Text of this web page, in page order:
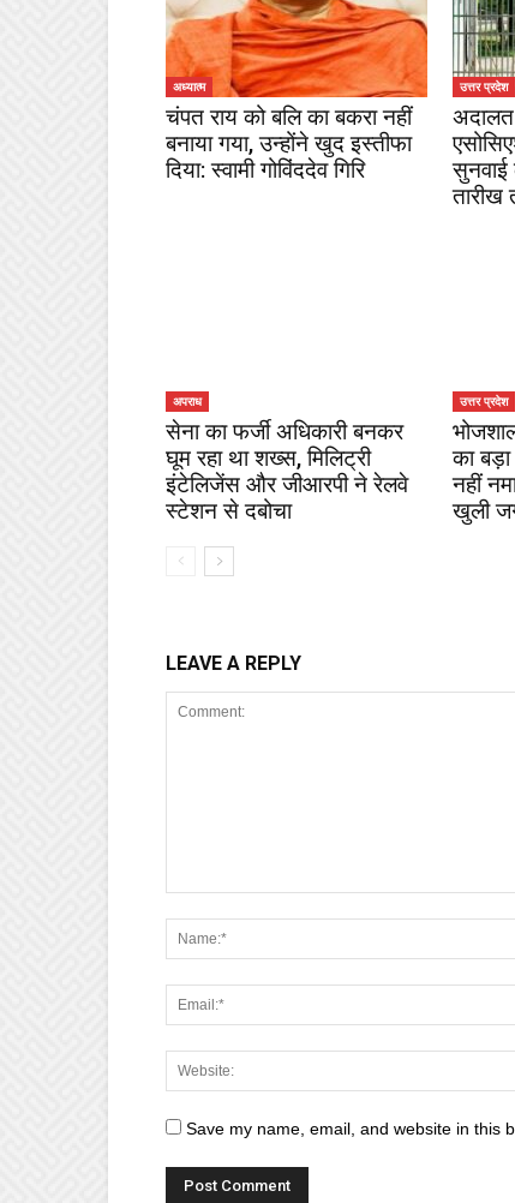
अध्यात्म
चंपत राय को बलि का बकरा नहीं
बनाया गया, उन्होंने खुद इस्तीफा
दिया: स्वामी गोविंददेव गिरि
उत्तर प्रदेश
अदालत
तारीख
अपराध
सेना का फर्जी अधिकारी बनकर
घूम रहा था शख्स, मिलिट्री
इंटेलिजेंस और जीआरपी ने रेलवे
स्टेशन से दबोचा
उत्तर प्रदेश
का
नहीं
खुली
LEAVE A REPLY
Save my name, email, and website in this